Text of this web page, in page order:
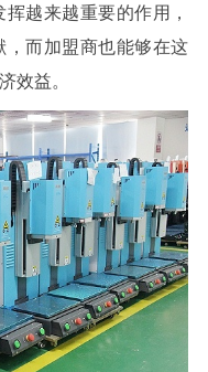
越来越重要的作用，
，而加盟商也能够在这
效益。